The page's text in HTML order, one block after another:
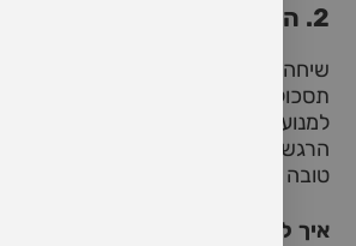
2. הבאת מודעות לרגשות האישיים
שיחה קשה כרוכה לעיתים ברגשות
תסכול, עצב או פחד. הבאת מודעות
למנוע מהם לשלוט בשיחה. כאשר אתם
הרגשות שמתעוררים בתוככם, תוכלו
טובה יותר ולא לתת להם לפגוע בשיחה.
איך ליישם זאת?